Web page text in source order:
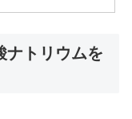
ナトリウムを